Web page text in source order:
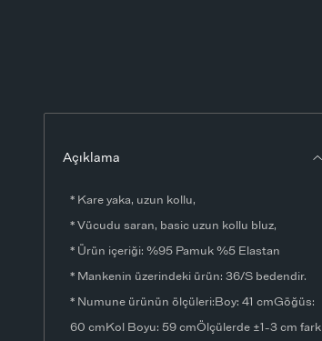
Açıklama
* Kare yaka, uzun kollu,
* Vücudu saran, basic uzun kollu bluz,
* Ürün içeriği: %95 Pamuk %5 Elastan
* Mankenin üzerindeki ürün: 36/S bedendir.
* Numune ürünün ölçüleri:Boy: 41 cmGöğüs:
60 cmKol Boyu: 59 cmÖlçülerde ±1-3 cm fark